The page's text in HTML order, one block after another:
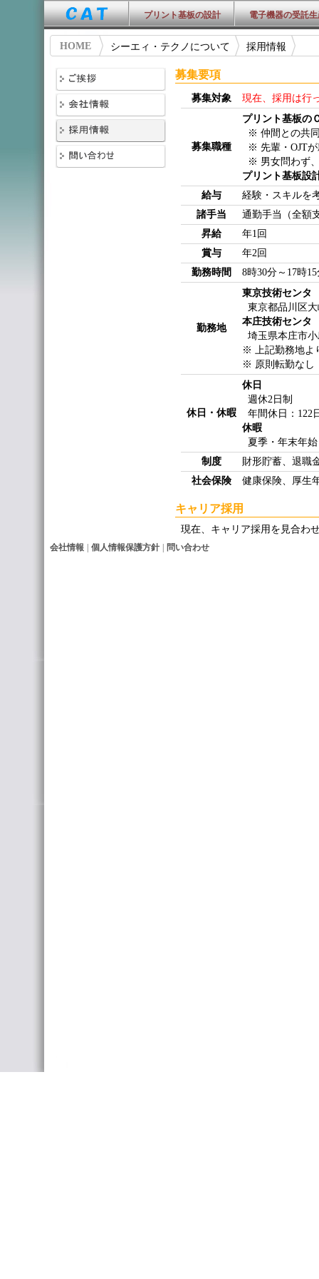
プリント基板の設計 電子機器の受託
HOME シーエィ・テクノについて 採用情報
募集要項
募集対象 現在、採用は行
募集職種
プリント基板の
※ 仲間との共
※ 先輩・OJT
※ 男女問わず
プリント基板設
給与
経験・スキルを
諸手当
通勤手当（全額
昇給
年1回
賞与
年2回
勤務時間
8時30分～17時
勤務地
東京技術センタ
東京都品川区
本庄技術センタ
埼玉県本庄市
※ 上記勤務地よ
※ 原則転勤なし
休日・休暇
休日
週休2日制
年間休日：122
休暇
夏季・年末年
制度
財形貯蓄、退職
社会保険
健康保険、厚生
キャリア採用
現在、キャリア採用を見合わ
会社情報 個人情報保護方針 問い合わせ